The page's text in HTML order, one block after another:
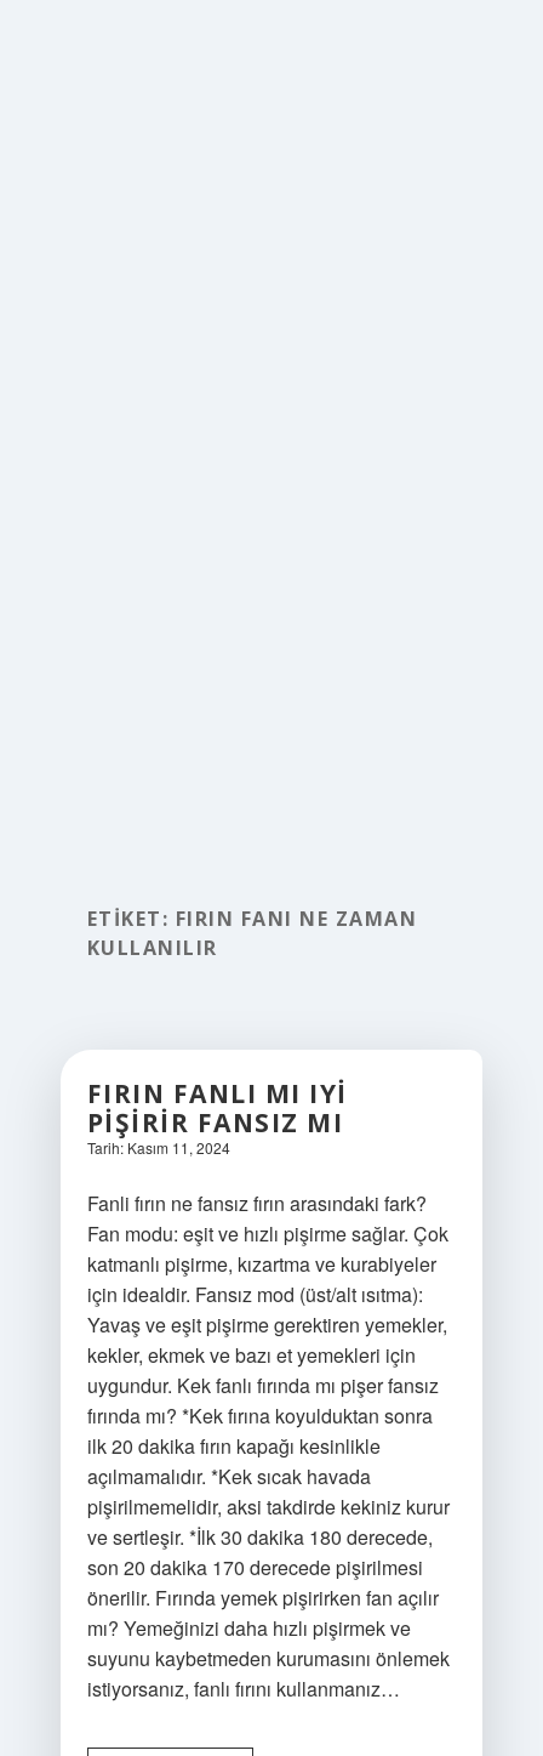
ETIKET: FIRIN FANI NE ZAMAN
KULLANILIR
FIRIN FANLI MI IYI
PIŞIRIR FANSIZ MI
Tarih: Kasım 11, 2024
Fanli fırın ne fansız fırın arasındaki fark?
Fan modu: eşit ve hızlı pişirme sağlar. Çok
katmanlı pişirme, kızartma ve kurabiyeler
için idealdir. Fansız mod (üst/alt ısıtma):
Yavaş ve eşit pişirme gerektiren yemekler,
kekler, ekmek ve bazı et yemekleri için
uygundur. Kek fanlı fırında mı pişer fansız
fırında mı? *Kek fırına koyulduktan sonra
ilk 20 dakika fırın kapağı kesinlikle
açılmamalıdır. *Kek sıcak havada
pişirilmemelidir, aksi takdirde kekiniz kurur
ve sertleşir. *İlk 30 dakika 180 derecede,
son 20 dakika 170 derecede pişirilmesi
önerilir. Fırında yemek pişirirken fan açılır
mı? Yemeğinizi daha hızlı pişirmek ve
suyunu kaybetmeden kurumasını önlemek
istiyorsanız, fanlı fırını kullanmanız…